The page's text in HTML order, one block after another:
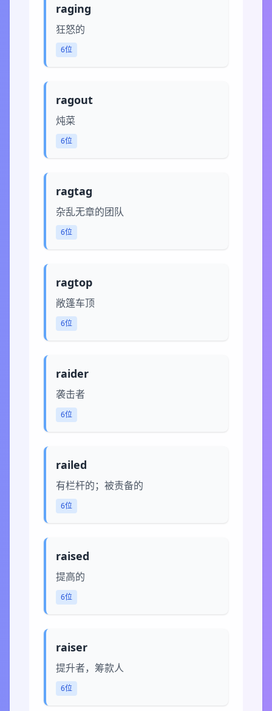
raging
狂怒的
6位
ragout
炖菜
6位
ragtag
杂乱无章的团队
6位
ragtop
敞篷车顶
6位
raider
袭击者
6位
railed
有栏杆的；被责备的
6位
raised
提高的
6位
raiser
提升者，筹款人
6位